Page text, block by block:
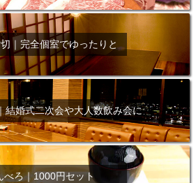
｜完全個室でゆったりと
結婚式二次会や大人数飲み会に
べろ｜1000円セット